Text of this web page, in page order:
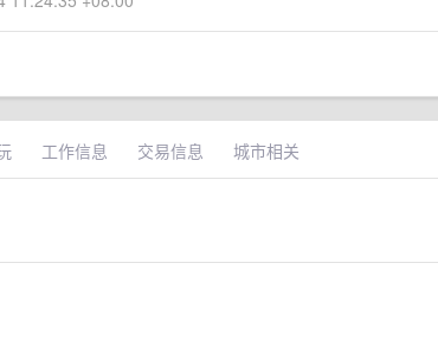
工作信息 交易信息 城市相关